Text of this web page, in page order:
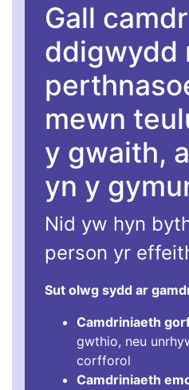
Gall
ddigwydd
mewn
y gwaith,
yn y
Nid yw hyn
person yr
Sut olwg sydd ar
Camdriniaeth
gwthio, neu
corfforol
Camdriniaeth